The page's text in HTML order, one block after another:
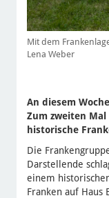
Mit dem
Lena Weber
An diesem
Zum zweiten
historische
Die
Darstellende
einem
Franken auf